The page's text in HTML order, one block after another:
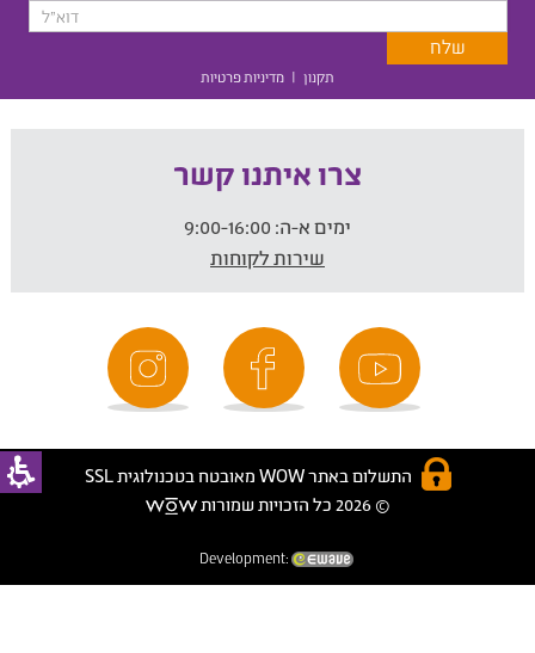
תקנון | מדיניות פרטיות
צרו איתנו קשר
ימים א-ה:
שירות לקוחות
התשלום באתר WOW מאובטח בטכנולוגית SSL
© 2026 כל הזכויות שמורות
Development: